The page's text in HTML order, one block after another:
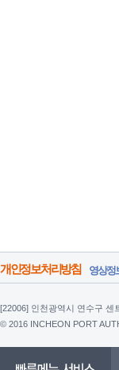
개인정보처리방침 영상정
[22006] 인천광역시 연수구 센
© 2016 INCHEON PORT